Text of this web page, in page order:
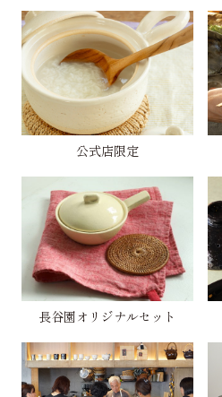
公式店限定
長谷園オリジナルセット